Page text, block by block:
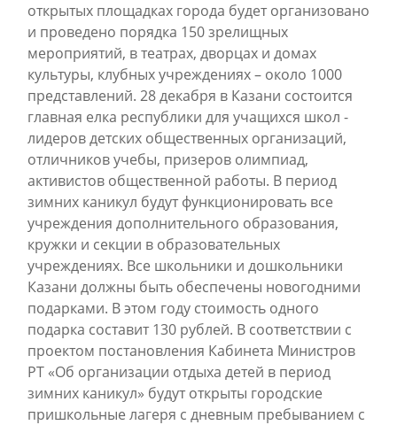
открытых площадках города будет организовано
и проведено порядка 150 зрелищных
мероприятий, в театрах, дворцах и домах
культуры, клубных учреждениях – около 1000
представлений. 28 декабря в Казани состоится
главная елка республики для учащихся школ -
лидеров детских общественных организаций,
отличников учебы, призеров олимпиад,
активистов общественной работы. В период
зимних каникул будут функционировать все
учреждения дополнительного образования,
кружки и секции в образовательных
учреждениях. Все школьники и дошкольники
Казани должны быть обеспечены новогодними
подарками. В этом году стоимость одного
подарка составит 130 рублей. В соответствии с
проектом постановления Кабинета Министров
РТ «Об организации отдыха детей в период
зимних каникул» будут открыты городские
пришкольные лагеря с дневным пребыванием с